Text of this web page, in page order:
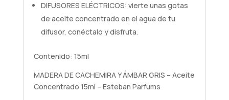
DIFUSORES ELÉCTRICOS: vierte unas gotas
de aceite concentrado en el agua de tu
difusor, conéctalo y disfruta.
Contenido: 15ml
MADERA DE CACHEMIRA Y ÁMBAR GRIS – Aceite
Concentrado 15ml – Esteban Parfums